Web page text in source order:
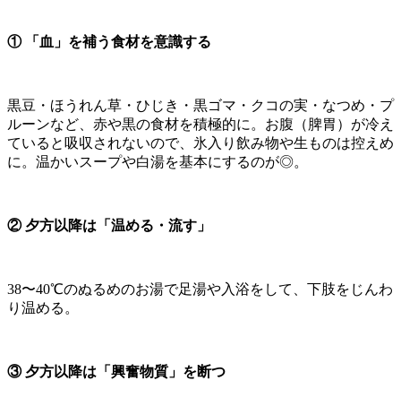
① 「血」を補う食材を意識する
黒豆・ほうれん草・ひじき・黒ゴマ・クコの実・なつめ・プ
ルーンなど、赤や黒の食材を積極的に。お腹（脾胃）が冷え
ていると吸収されないので、氷入り飲み物や生ものは控えめ
に。温かいスープや白湯を基本にするのが◎。
② 夕方以降は「温める・流す」
38〜40℃のぬるめのお湯で足湯や入浴をして、下肢をじんわ
り温める。
③ 夕方以降は「興奮物質」を断つ